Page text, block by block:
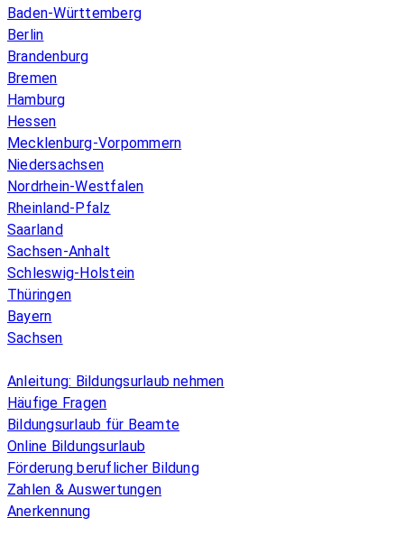
Baden-Württemberg
Berlin
Brandenburg
Bremen
Hamburg
Hessen
Mecklenburg-Vorpommern
Niedersachsen
Nordrhein-Westfalen
Rheinland-Pfalz
Saarland
Sachsen-Anhalt
Schleswig-Holstein
Thüringen
Bayern
Sachsen
Anleitung: Bildungsurlaub nehmen
Häufige Fragen
Bildungsurlaub für Beamte
Online Bildungsurlaub
Förderung beruflicher Bildung
Zahlen & Auswertungen
Anerkennung